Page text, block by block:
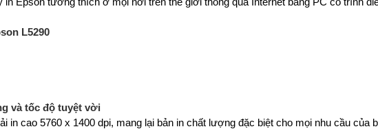
L5290
và tốc độ tuyệt vời
in cao 5760 x 1400 dpi, mang lại bản in chất lượng đặc biệt cho mọi nhu cầu của